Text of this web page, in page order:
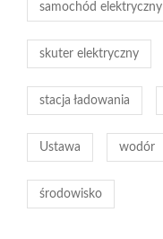
samochód elektryczny
skuter elektryczny
stacja ładowania
Ustawa wodór
środowisko